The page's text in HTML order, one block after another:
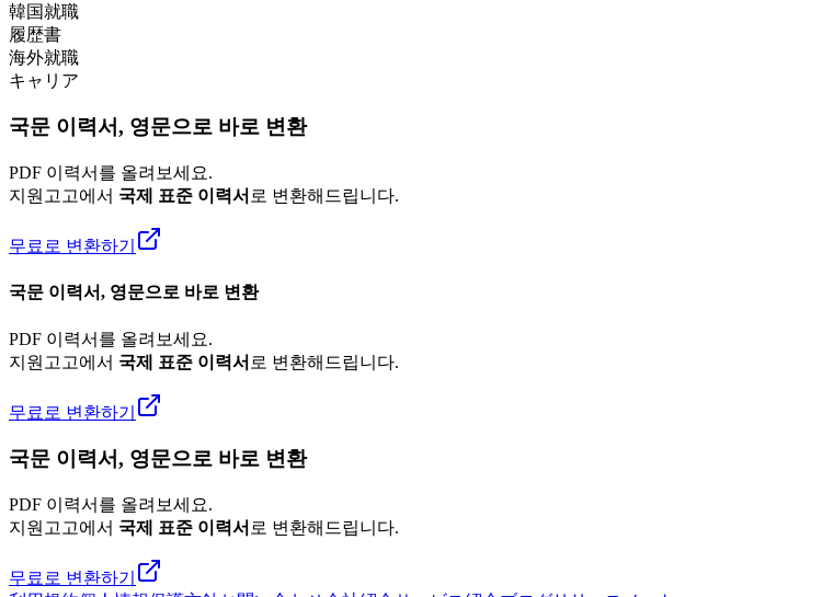
韓国就職
履歴書
海外就職
キャリア
국문 이력서, 영문으로 바로 변환
PDF 이력서를 올려보세요.
지원고고에서 국제 표준 이력서 로 변환해드립니다.
무료로 변환하기
국문 이력서, 영문으로 바로 변환
PDF 이력서를 올려보세요.
지원고고에서 국제 표준 이력서 로 변환해드립니다.
무료로 변환하기
국문 이력서, 영문으로 바로 변환
PDF 이력서를 올려보세요.
지원고고에서 국제 표준 이력서 로 변환해드립니다.
무료로 변환하기